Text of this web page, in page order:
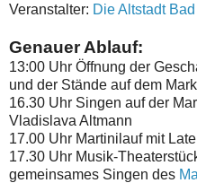
Veranstalter: Die Altstadt
Genauer Ablauf:
13:00 Uhr Öffnung der
und der Stände auf dem
16.30 Uhr Singen auf der
Vladislava Altmann
17.00 Uhr Martinilauf mit
17.30 Uhr Musik-
gemeinsames Singen des